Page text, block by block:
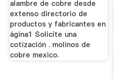
alambre de cobre desde
extenso directorio de
productos y fabricantes en
ágina1 Solicite una
cotización . molinos de
cobre mexico.